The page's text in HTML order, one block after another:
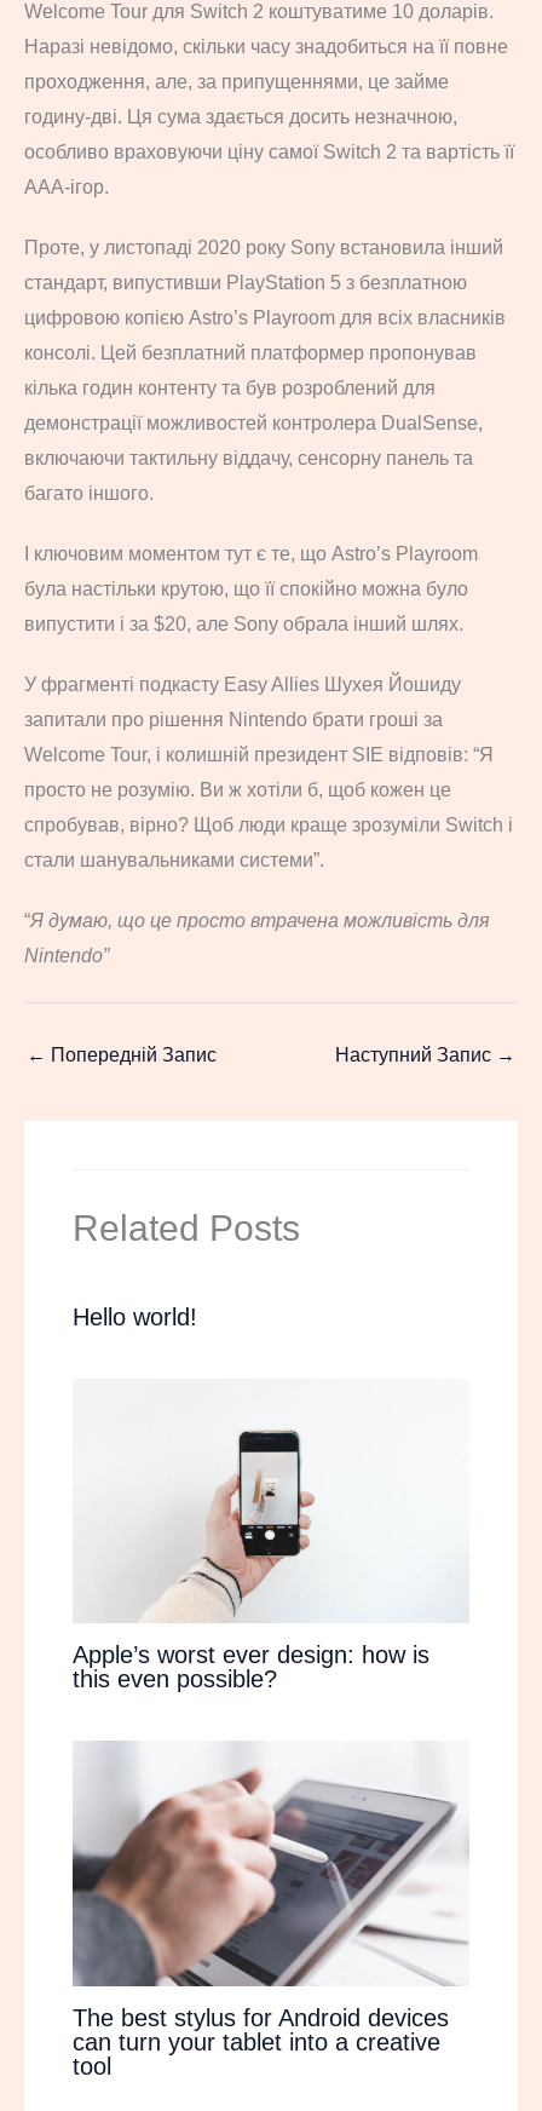
Welcome Tour для Switch 2 коштуватиме 10 доларів.
Наразі невідомо, скільки часу знадобиться на її повне
проходження, але, за припущеннями, це займе
годину-дві. Ця сума здається досить незначною,
особливо враховуючи ціну самої Switch 2 та вартість її
AAA-ігор.
Проте, у листопаді 2020 року Sony встановила інший
стандарт, випустивши PlayStation 5 з безплатною
цифровою копією Astro’s Playroom для всіх власників
консолі. Цей безплатний платформер пропонував
кілька годин контенту та був розроблений для
демонстрації можливостей контролера DualSense,
включаючи тактильну віддачу, сенсорну панель та
багато іншого.
І ключовим моментом тут є те, що Astro’s Playroom
була настільки крутою, що її спокійно можна було
випустити і за $20, але Sony обрала інший шлях.
У фрагменті подкасту Easy Allies Шухея Йошиду
запитали про рішення Nintendo брати гроші за
Welcome Tour, і колишній президент SIE відповів: “Я
просто не розумію. Ви ж хотіли б, щоб кожен це
спробував, вірно? Щоб люди краще зрозуміли Switch і
стали шанувальниками системи”.
“Я думаю, що це просто втрачена можливість для
Nintendo”
← Попередній Запис Наступний Запис →
Related Posts
Hello world!
Apple’s worst ever design: how is
this even possible?
The best stylus for Android devices
can turn your tablet into a creative
tool